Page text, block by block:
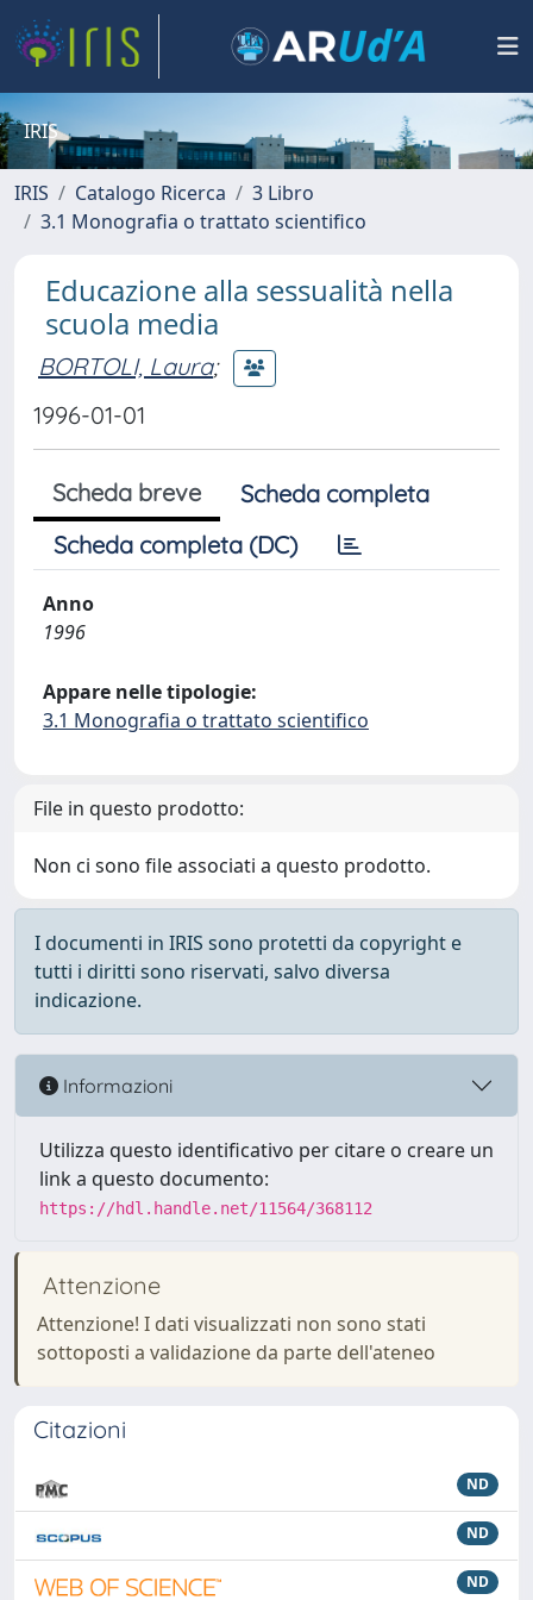
IRIS
IRIS Catalogo Ricerca
3 Libro
3.1 Monografia o trattato scientifico
Educazione alla sessualità nella
scuola media
BORTOLI, Laura;
1996-01-01
Scheda breve
Scheda completa
Scheda completa (DC)
Anno
1996
Appare nelle tipologie:
3.1 Monografia o trattato scientifico
File in questo prodotto:
Non ci sono file associati a questo prodotto.
I documenti in IRIS sono protetti da copyright e
tutti i diritti sono riservati, salvo diversa
indicazione.
Informazioni
Utilizza questo identificativo per citare o creare un
link a questo documento:
https://hdl.handle.net/11564/368112
Attenzione
Attenzione! I dati visualizzati non sono stati
sottoposti a validazione da parte dell'ateneo
Citazioni
ND
ND
ND